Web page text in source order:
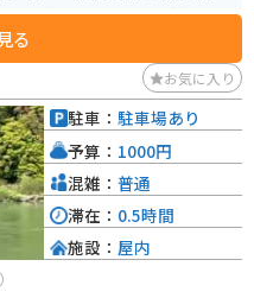
ことができます。また、庄内町の
などの麺類も人気です。レストラ
うことができ、鳥海山を眺めなが
ルーラインなど、景観の良いルー
憩場所としても最適です。道の駅
ているほか、ガソリンスタンド
観光スポットが点在しています。
満喫するのもおすすめです。
る
お気に入り
駐車： 駐車場あり
予算： 1000円
混雑： 普通
滞在： 0.5時間
施設： 屋内